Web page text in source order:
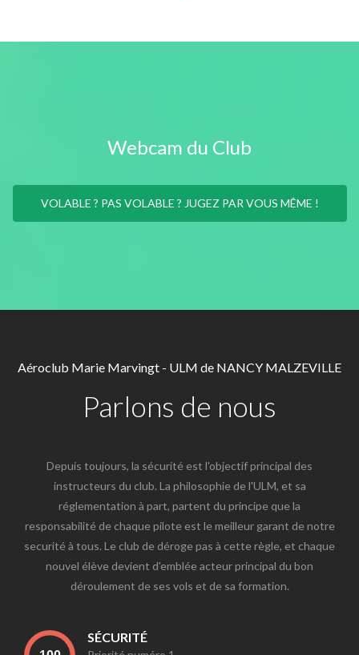
Webcam du Club
VOLABLE ? PAS VOLABLE ? JUGEZ PAR VOUS MÊME !
Aéroclub Marie Marvingt - ULM de NANCY MALZEVILLE
Parlons de nous
Depuis toujours, la sécurité est l'objectif principal des
instructeurs du club. La philosophie de l'ULM, et sa
réglementation à part, partent du principe que la
responsabilité de chaque pilote est le meilleur garant de notre
securité à tous. Le club de déroge pas à cette règle, et chaque
nouvel élève devient d'emblée acteur principal du bon
déroulement de ses vols et de sa formation.
SÉCURITÉ